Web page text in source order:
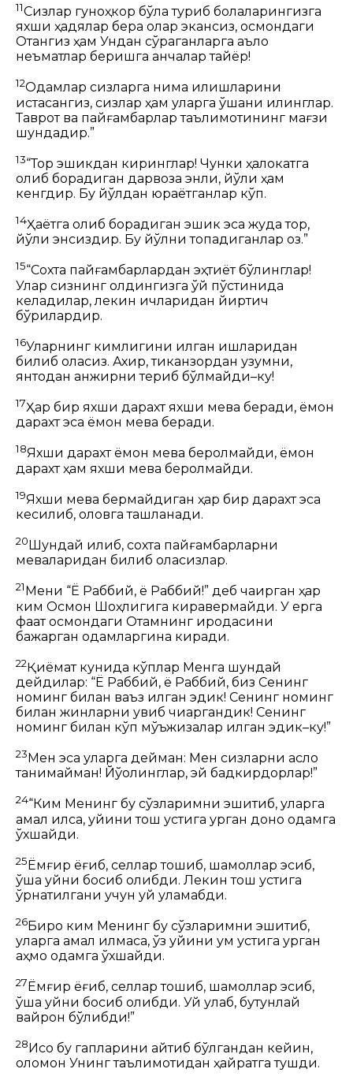
11Сизлар гуноҳкор бўла туриб болаларингизга
яхши ҳадялар бера олар экансиз, осмондаги
Отангиз ҳам Ундан сўраганларга аъло
неъматлар беришга қанчалар тайёр!
12Одамлар сизларга нима қилишларини
истасангиз, сизлар ҳам уларга ўшани қилинглар.
Тавротва пайғамбарлар таълимотининг мағзи
шундадир.”
13“Тор эшикдан киринглар! Чунки ҳалокатга
олиб борадиган дарвоза энли, йўли ҳам
кенгдир. Бу йўлдан юраётганлар кўп.
14Ҳаётга олиб борадиган эшик эса жуда тор,
йўли энсиздир. Бу йўлни топадиганлар оз.”
15“Сохта пайғамбарлардан эҳтиёт бўлинглар!
Улар сизнинг олдингизга қўй пўстинида
келадилар, лекин ичларидан йиртқич
бўрилардир.
16Уларнинг кимлигини қилган ишларидан
билиб оласиз. Ахир, тиканзордан узумни,
янтоқдан анжирни териб бўлмайди–ку!
17Ҳар бир яхши дарахт яхши мева беради, ёмон
дарахт эса ёмон мева беради.
18Яхши дарахт ёмон мева беролмайди, ёмон
дарахт ҳам яхши мева беролмайди.
19Яхши мева бермайдиган ҳар бир дарахт эса
кесилиб, оловга ташланади.
20 Шундай қилиб, сохта пайғамбарларни
меваларидан билиб оласизлар.
21 Мени “Ё Раббий, ё Раббий!” деб чақирган ҳар
ким Осмон Шоҳлигига киравермайди. У ерга
фақат осмондаги Отамнинг иродасини
бажарган одамларгина киради.
22Қиёмат кунида кўплар Менга шундай
дейдилар: “Ё Раббий, ё Раббий, биз Сенинг
номинг билан ваъз қилган эдик! Сенинг номинг
билан жинларни қувиб чиқаргандик! Сенинг
номинг билан кўп мўъжизалар қилган эдик–ку!”
23 Мен эса уларга дейман: Мен сизларни асло
танимайман! Йўқолинглар, эй бадкирдорлар!”
24“Ким Менинг бу сўзларимни эшитиб, уларга
амал қилса, уйини тош устига қурган доно одамга
ўхшайди.
25Ёмғир ёғиб, селлар тошиб, шамоллар эсиб,
ўша уйни босиб қолибди. Лекин тош устига
ўрнатилгани учун уй қуламабди.
26Бироқ ким Менинг бу сўзларимни эшитиб,
уларга амал қилмаса, ўз уйини қум устига қурган
аҳмоқ одамга ўхшайди.
27 Ёмғир ёғиб, селлар тошиб, шамоллар эсиб,
ўша уйни босиб қолибди. Уй қулаб, бутунлай
вайрон бўлибди!”
28Исо бу гапларини айтиб бўлгандан кейин,
оломон Унинг таълимотидан ҳайратга тушди.